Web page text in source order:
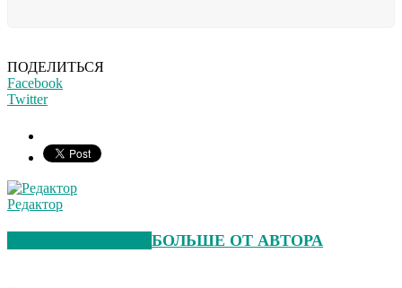
ПОДЕЛИТЬСЯ
Facebook
Twitter
Редактор
БОЛЬШЕ ОТ АВТОРА